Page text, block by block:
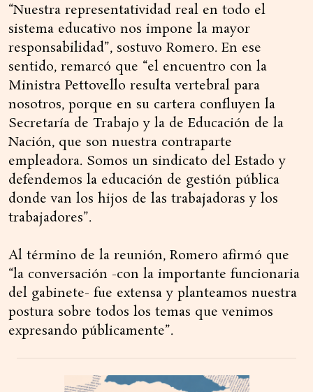
“Nuestra representatividad real en todo el
sistema educativo nos impone la mayor
responsabilidad”, sostuvo Romero. En ese
sentido, remarcó que “el encuentro con la
Ministra Pettovello resulta vertebral para
nosotros, porque en su cartera confluyen la
Secretaría de Trabajo y la de Educación de la
Nación, que son nuestra contraparte
empleadora. Somos un sindicato del Estado y
defendemos la educación de gestión pública
donde van los hijos de las trabajadoras y los
trabajadores”.
Al término de la reunión, Romero afirmó que
“la conversación -con la importante funcionaria
del gabinete- fue extensa y planteamos nuestra
postura sobre todos los temas que venimos
expresando públicamente”.